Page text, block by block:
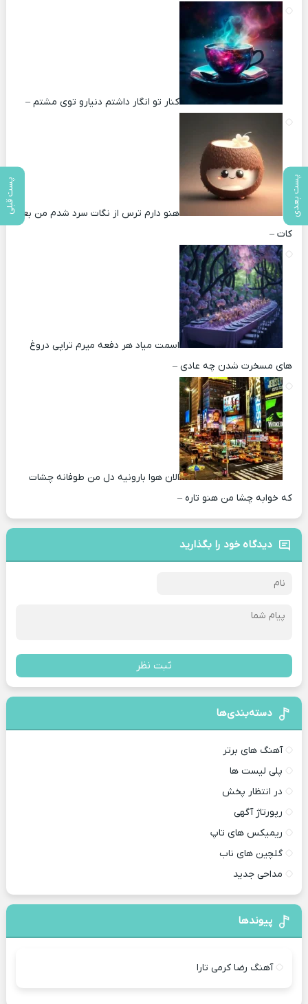
پست بعدی پست قبلی
کنار تو انگار داشتم دنیارو توی مشتم –
هنو دارم ترس از نگات سرد شدم من بعد
کات –
اسمت میاد هر دفعه میرم تراپی دروغ‌
های مسخرت شدن چه عادی –
الان هوا بارونیه دل من طوفانه چشات
که خوابه چشا من هنو تاره –
دیدگاه خود را بگذارید
ثبت نظر
دسته‌بندی‌ها
آهنگ های برتر
پلی لیست ها
در انتظار پخش
رپورتاژ آگهی
ریمیکس های تاپ
گلچین های ناب
مداحی جدید
پیوندها
آهنگ رضا کرمی تارا